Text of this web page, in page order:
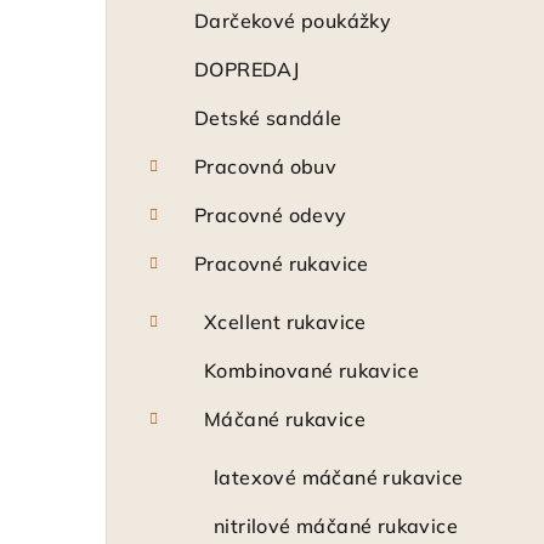
Darčekové poukážky
DOPREDAJ
Detské sandále
Pracovná obuv
Pracovné odevy
Pracovné rukavice
Xcellent rukavice
Kombinované rukavice
Máčané rukavice
latexové máčané rukavice
nitrilové máčané rukavice